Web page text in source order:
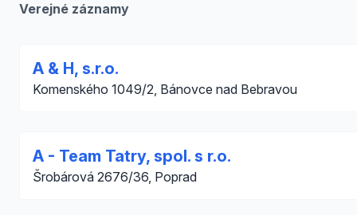
Verejné záznamy
A & H, s.r.o.
Komenského 1049/2, Bánovce nad Bebravou
A - Team Tatry, spol. s r.o.
Šrobárová 2676/36, Poprad